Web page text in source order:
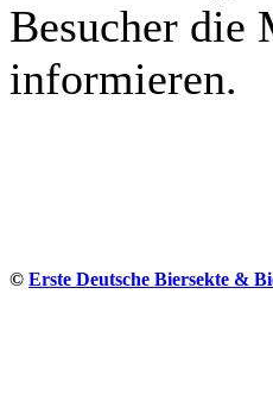
Besucher die
informieren.
© Erste Deutsche Biersekte &